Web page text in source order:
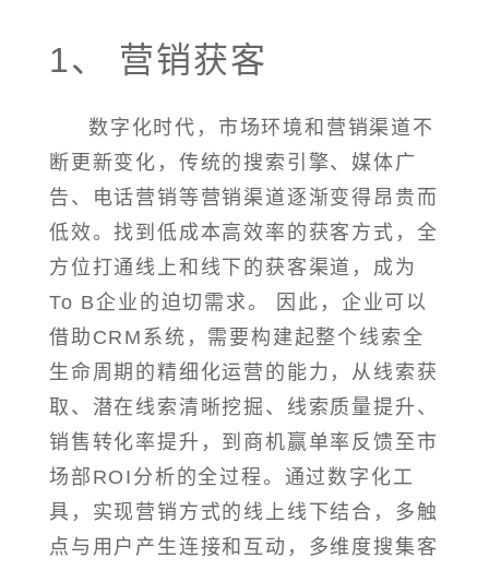
1、 营销获客
数字化时代，市场环境和营销渠道不
断更新变化，传统的搜索引擎、媒体广
告、电话营销等营销渠道逐渐变得昂贵而
低效。找到低成本高效率的获客方式，全
方位打通线上和线下的获客渠道，成为
To B企业的迫切需求。 因此，企业可以
借助CRM系统，需要构建起整个线索全
生命周期的精细化运营的能力，从线索获
取、潜在线索清晰挖掘、线索质量提升、
销售转化率提升，到商机赢单率反馈至市
场部ROI分析的全过程。通过数字化工
具，实现营销方式的线上线下结合，多触
点与用户产生连接和互动，多维度搜集客